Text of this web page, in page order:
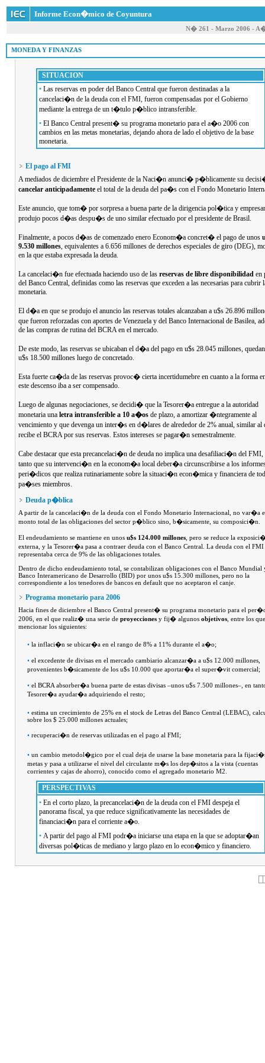
Informe Econ�mico de Coyuntura
N� 261 - Marzo 2006 -
 MONEDA Y FINANZAS
SITUACION
• Las reservas en poder del Banco Central que fueron destinadas a la
cancelaci�n de la deuda con el FMI, fueron compensadas por el Gobierno
mediante la entrega de un t�tulo p�blico intransferible.
• El Banco Central present� su programa monetario para el a�o 2006 con
cambios en las metas monetarias, dejando ahora de lado el objetivo de la base
monetaria.
El pago al FMI
A mediados de diciembre el Presidente de la Naci�n anunci� p�blicamente su
cancelar anticipadamente el total de la deuda del pa�s con el Fondo Monetario
Este anuncio, que tom� por sorpresa a buena parte de la dirigencia pol�tica y
produjo pocos d�as despu�s de uno similar efectuado por el presidente de Brasil.
Finalmente, a pocos d�as de comenzado enero Econom�a concret� el pago de unos
9.530 millones, equivalentes a 6.656 millones de derechos especiales de giro (DEG),
en la que estaba expresada la deuda.
La cancelaci�n fue efectuada haciendo uso de las reservas de libre disponibilidad en
del Banco Central, definidas como las reservas que exceden a las necesarias para cubrir
monetaria.
El d�a en que se produjo el anuncio las reservas totales alcanzaban a u$s 26.896
que fueron reforzadas con aportes de Venezuela y del Banco Internacional de Basilea,
de las compras de rutina del BCRA en el mercado.
De este modo, las reservas se ubicaban el d�a del pago en u$s 28.045 millones,
u$s 18.500 millones luego de concretado.
Esta fuerte ca�da de las reservas provoc� cierta incertidumebre en cuanto a la forma
este descenso iba a ser compensado.
Luego de algunas negociaciones, se decidi� que la Tesorer�a entregue a la autoridad
monetaria una letra intransferible a 10 a�os de plazo, a amortizar �ntegramente al
vencimiento y que devenga un inter�s en d�lares de alrededor de 2% anual, similar al
recibe el BCRA por sus reservas. Estos intereses se pagar�n semestralmente.
Cabe destacar que esta precancelaci�n de deuda no implica una desafiliaci�n del FMI,
tanto que su intervenci�n en la econom�a local deber�a circunscribirse a los
peri�dicos que realiza rutinariamente sobre la situaci�n econ�mica y financiera de
pa�ses miembros.
Deuda p�blica
A partir de la cancelaci�n de la deuda con el Fondo Monetario Internacional, no var�a
monto total de las obligaciones del sector p�blico sino, b�sicamente, su composici�n.
El endeudamiento se mantiene en unos u$s 124.000 millones , pero se reduce la
externa, y la Tesorer�a pasa a contraer deuda con el Banco Central. La deuda con el FMI
representaba cerca de 9% de las obligaciones totales.
Dentro de dicho endeudamiento total, se contabilizan obligaciones con el Banco Mundial
Banco Interamericano de Desarrollo (BID) por unos u$s 15.300 millones, pero no la
correspondiente a los tenedores de bancos en default que no aceptaron el canje.
Programa monetario para 2006
Hacia fines de diciembre el Banco Central present� su programa monetario para el
2006, en el que realiz� una serie de proyecciones y fij� algunos objetivos , entre los
mencionar los siguientes:
• la inflaci�n se ubicar�a en el rango de 8% a 11% durante el a�o;
• el excedente de divisas en el mercado cambiario alcanzar�a a u$s 12.000 millones,
provenientes b�sicamente de los u$s 10.000 que aportar�a el super�vit comercial;
• el BCRA absorber�a buena parte de estas divisas –unos u$s 7.500 millones–, en
Tesorer�a ayudar�a adquiriendo el resto;
• estima un crecimiento de 25% en el stock de Letras del Banco Central (LEBAC),
sobre los $ 25.000 millones actuales;
• recuperaci�n de reservas utilizadas en el pago al FMI;
• un cambio metodol�gico por el cual deja de usarse la base monetaria para la
metas y pasa a utilizarse el nivel del circulante m�s los dep�sitos a la vista (cuentas
corrientes y cajas de ahorro), conocido como el agregado monetario M2.
PERSPECTIVAS
• En el corto plazo, la precancelaci�n de la deuda con el FMI despeja el
panorama fiscal, ya que reduce significativamente las necesidades de
financiaci�n para el corriente a�o.
• A partir del pago al FMI podr�a iniciarse una etapa en la que se adoptar�an
diversas pol�ticas de mediano y largo plazo en lo econ�mico y financiero.